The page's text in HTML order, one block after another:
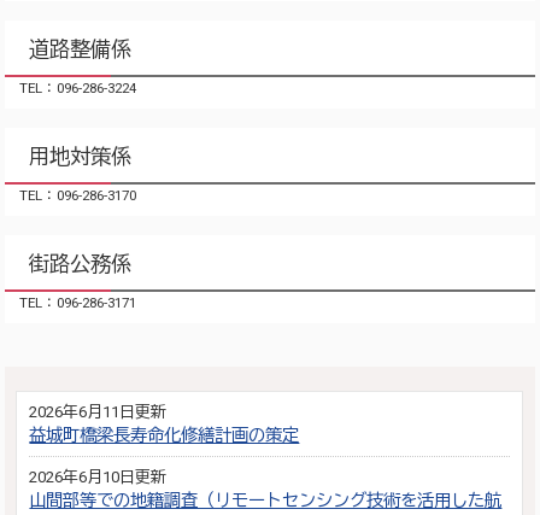
道路整備係
TEL：096-286-3224
用地対策係
TEL：096-286-3170
街路公務係
TEL：096-286-3171
2026年6月11日更新
益城町橋梁長寿命化修繕計画の策定
2026年6月10日更新
山間部等での地籍調査（リモートセンシング技術を活用した航